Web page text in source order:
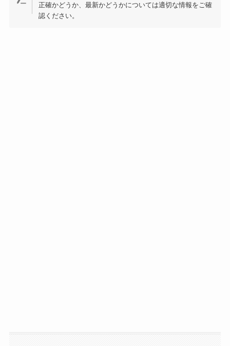
正確かどうか、最新かどうかについては適切な情報をご確
認ください。